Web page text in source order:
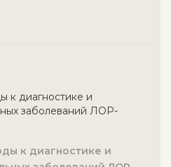
к диагностике и
заболеваний ЛОР-
к диагностике и